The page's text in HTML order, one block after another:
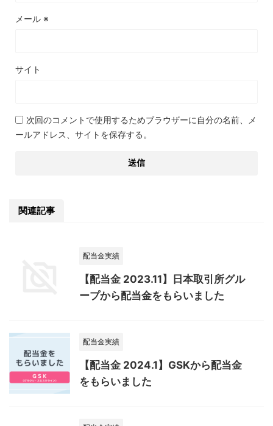
メール ※
サイト
次回のコメントで使用するためブラウザーに自分の名前、メ
ールアドレス、サイトを保存する。
関連記事
配当金実績
【配当金 2023.11】日本取引所グル
ープから配当金をもらいました
配当金実績
【配当金 2024.1】GSKから配当金
をもらいました